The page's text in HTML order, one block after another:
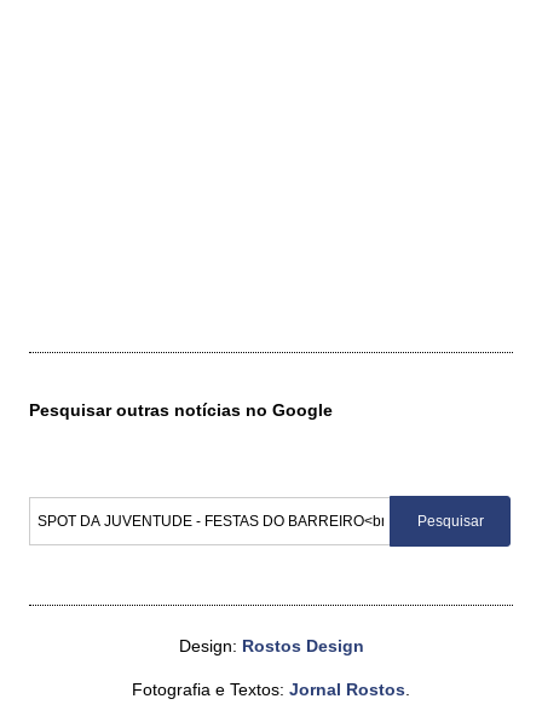
Pesquisar outras notícias no Google
Design: Rostos Design
Fotografia e Textos: Jornal Rostos.